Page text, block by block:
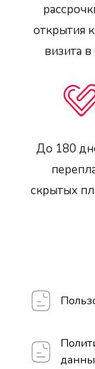
открытия
визита в
До 180
скрытых